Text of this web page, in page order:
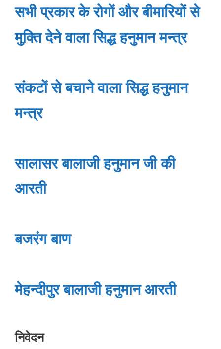
सभी प्रकार के रोगों और बीमारियों से
मुक्ति देने वाला सिद्ध हनुमान मन्त्र
संकटों से बचाने वाला सिद्ध हनुमान
मन्त्र
सालासर बालाजी हनुमान जी की
आरती
बजरंग बाण
मेहन्दीपुर बालाजी हनुमान आरती
निवेदन